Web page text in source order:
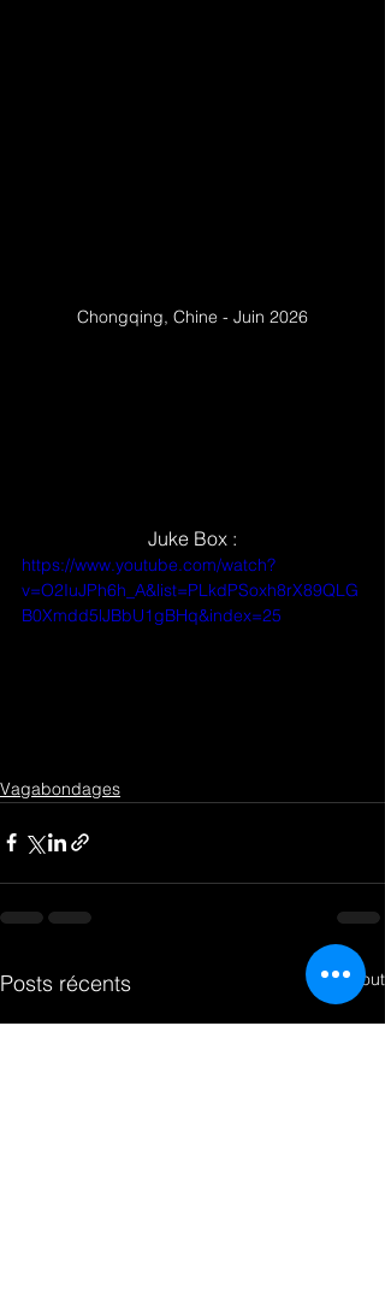
Chongqing, Chine - Juin 2026
Juke Box :
https://www.youtube.com/watch?
v=O2IuJPh6h_A&list=PLkdPSoxh8rX89QLG
B0Xmdd5lJBbU1gBHq&index=25
Vagabondages
Posts récents Voir tout